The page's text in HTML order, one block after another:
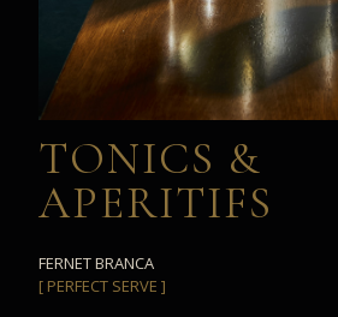
TONICS &
APERITIFS
FERNET BRANCA
[ PERFECT SERVE ]